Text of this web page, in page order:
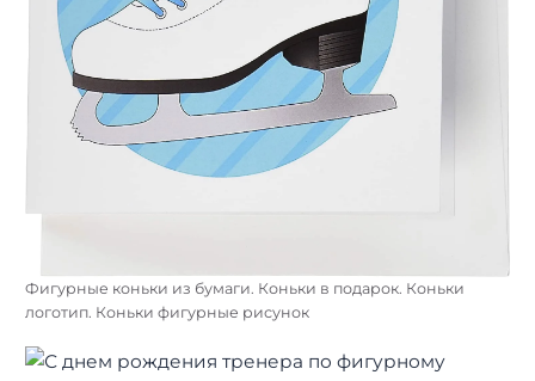
Фигурные коньки из бумаги. Коньки в подарок. Коньки
логотип. Коньки фигурные рисунок